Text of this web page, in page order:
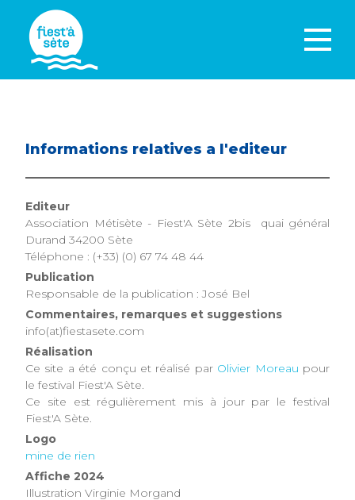
Informations relatives a l'editeur
Editeur
Association Métisète - Fiest'A Sète 2bis quai général
Durand 34200 Sète
Téléphone : (+33) (0) 67 74 48 44
Publication
Responsable de la publication : José Bel
Commentaires, remarques et suggestions
info(at)fiestasete.com
Réalisation
Ce site a été conçu et réalisé par Olivier Moreau pour
le festival Fiest'A Sète.
Ce site est régulièrement mis à jour par le festival
Fiest'A Sète.
Logo
mine de rien
Affiche 2024
Illustration Virginie Morgand